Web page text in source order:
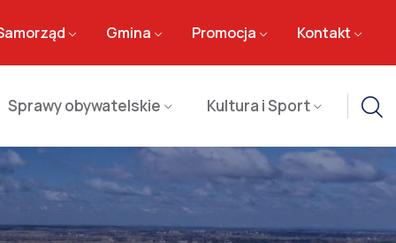
Gmina Promocja Kontakt
Sprawy obywatelskie Kultura i Sport